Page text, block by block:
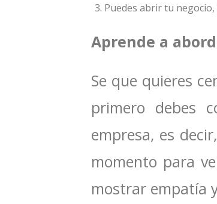
Puedes abrir tu
Aprende a
Se que quieres
primero debes
empresa, es
momento para
mostrar empatía